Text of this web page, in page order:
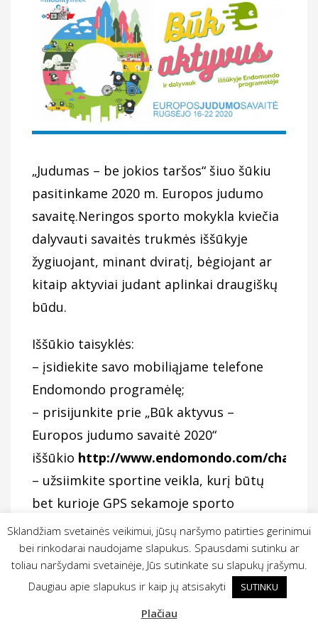
„Judumas – be jokios taršos“ šiuo šūkiu
pasitinkame 2020 m. Europos judumo
savaitę.Neringos sporto mokykla kviečia
dalyvauti savaitės trukmės iššūkyje
žygiuojant, minant dviratį, bėgiojant ar
kitaip aktyviai judant aplinkai draugiškų
būdu.
Iššūkio taisyklės:
– įsidiekite savo mobiliąjame telefone
Endomondo programėlę;
– prisijunkite prie „Būk aktyvus –
Europos judumo savaitė 2020“
iššūkio http://www.endomondo.com/
– užsiimkite sportine veikla, kurį būtų
bet kurioje GPS sekamoje sporto
kategorijoje ir truktų bent 20 minučių.
Iššūkio pabaigoje 10 aktyviausių iššūkio
dalyvių apdovanosime puikiais atminimo
Sklandžiam svetainės veikimui, jūsų naršymo patirties gerinimui
bei rinkodarai naudojame slapukus. Spausdami sutinku ar
toliau naršydami svetainėje, Jūs sutinkate su slapukų įrašymu.
Daugiau apie slapukus ir kaip jų atsisakyti
SUTINKU
Plačiau